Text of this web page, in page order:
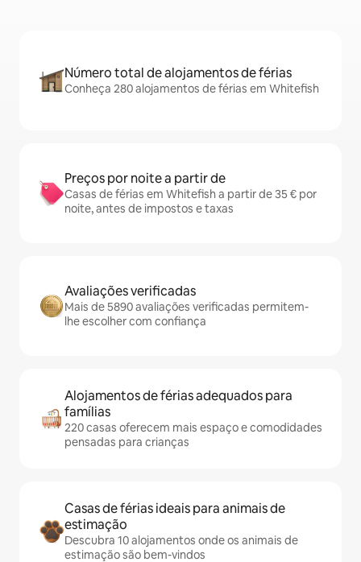
Número total de alojamentos de férias
Conheça 280 alojamentos de férias em Whitefish
Preços por noite a partir de
Casas de férias em Whitefish a partir de 35 € por
noite, antes de impostos e taxas
Avaliações verificadas
Mais de 5890 avaliações verificadas permitem-
lhe escolher com confiança
Alojamentos de férias adequados para
famílias
220 casas oferecem mais espaço e comodidades
pensadas para crianças
Casas de férias ideais para animais de
estimação
Descubra 10 alojamentos onde os animais de
estimação são bem-vindos